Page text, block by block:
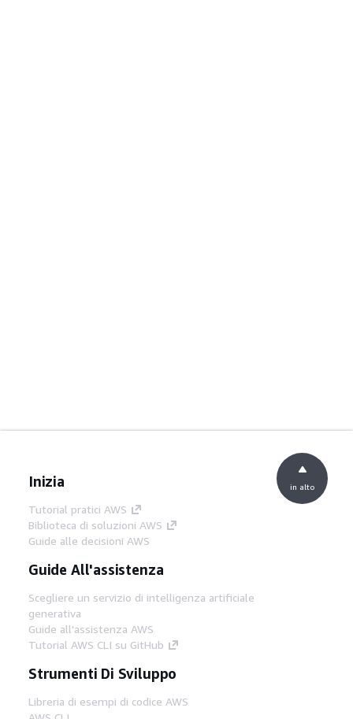
Inizia
Tutorial pratici AWS
Biblioteca di soluzioni AWS
Guide alle decisioni AWS
Guide All'assistenza
Scegliere un servizio di intelligenza artificiale
generativa
Guide all'assistenza AWS
Tutorial AWS CLI su GitHub
Strumenti Di Sviluppo
Libreria di esempi di codice AWS
in alto